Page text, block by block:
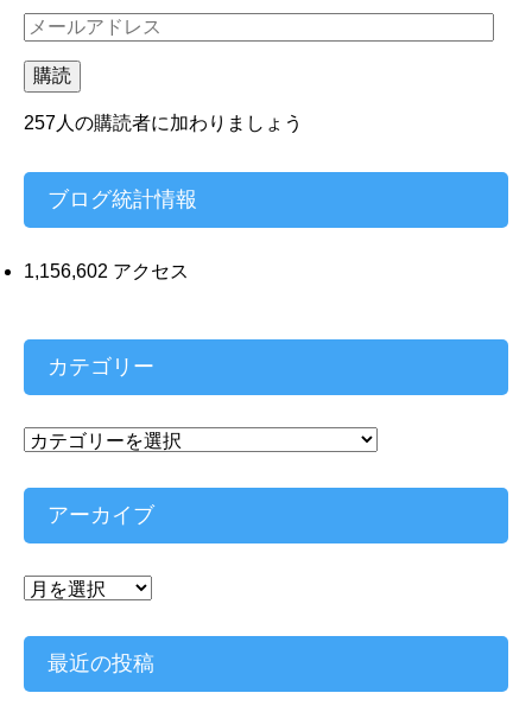
メ
ー
ル
ア
ド
ス
購読
257人の購読者に加わりましょう
ブログ統計情報
1,156,602 アクセス
カテゴリー
カ
ゴ
ー
アーカイブ
ア
カ
ブ
最近の投稿